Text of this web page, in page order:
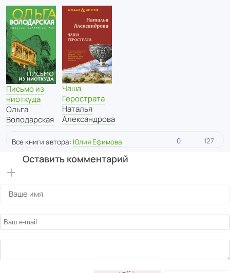
Письмо из
ниоткуда
Ольга
Володарская
Чаша
Герострата
Наталья
Александрова
Все книги автора: Юлия Ефимова 0 127
Оставить комментарий